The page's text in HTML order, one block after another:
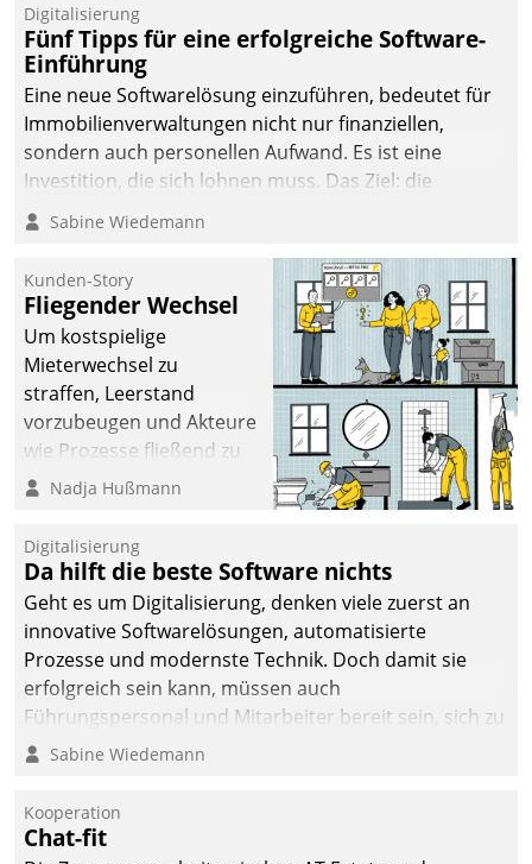
Digitalisierung
Fünf Tipps für eine erfolgreiche Software-
Einführung
Eine neue Softwarelösung einzuführen, bedeutet für
Immobilienverwaltungen nicht nur finanziellen,
sondern auch personellen Aufwand. Es ist eine
Investition, die sich lohnen muss. Das Ziel: die
nachhaltige Optimierung der Geschäftsabläufe. Damit
dieses Ziel erreicht wird, sollten einige Grundregeln
Sabine Wiedemann
Kunden-Story
Fliegender Wechsel
Um kostspielige
Mieterwechsel zu
straffen, Leerstand
vorzubeugen und Akteure
wie Prozesse fließend zu
vernetzen, nutzt die
Jahresbeginn eine
Überblick, Einsicht und
Eingriff bietende Lösung.
Zur Entwicklung setzte
man auf
Cloudtechnologie,
bewährte und Startup-
agile Projektmethoden.
Nadja Hußmann
Digitalisierung
Da hilft die beste Software nichts
Geht es um Digitalisierung, denken viele zuerst an
innovative Softwarelösungen, automatisierte
Prozesse und modernste Technik. Doch damit sie
erfolgreich sein kann, müssen auch
Führungspersonal und Mitarbeiter bereit sein, sich zu
verändern und anzupassen, sonst werden sie an ihr
Sabine Wiedemann
Kooperation
Chat-fit